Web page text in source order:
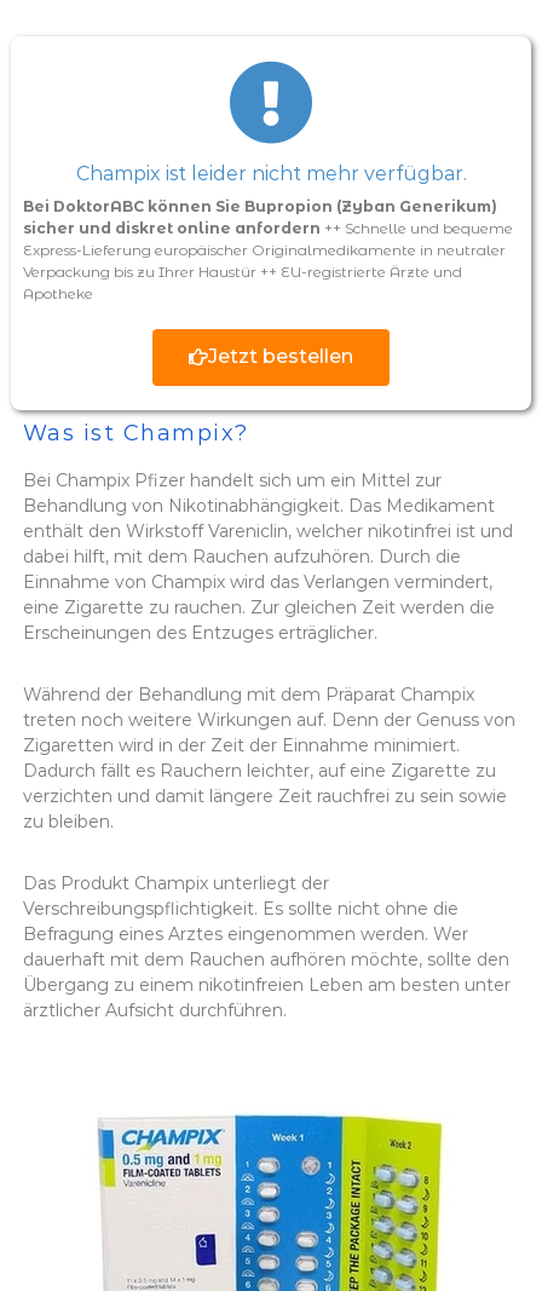
Champix ist leider nicht mehr verfügbar.
Bei DoktorABC können Sie Bupropion (Zyban Generikum)
sicher und diskret online anfordern ++ Schnelle und bequeme
Express-Lieferung europäischer Originalmedikamente in neutraler
Verpackung bis zu Ihrer Haustür ++ EU-registrierte Ärzte und
Apotheke
Jetzt bestellen
Was ist Champix?
Bei Champix Pfizer handelt sich um ein Mittel zur
Behandlung von Nikotinabhängigkeit. Das Medikament
enthält den Wirkstoff Vareniclin, welcher nikotinfrei ist und
dabei hilft, mit dem Rauchen aufzuhören. Durch die
Einnahme von Champix wird das Verlangen vermindert,
eine Zigarette zu rauchen. Zur gleichen Zeit werden die
Erscheinungen des Entzuges erträglicher.
Während der Behandlung mit dem Präparat Champix
treten noch weitere Wirkungen auf. Denn der Genuss von
Zigaretten wird in der Zeit der Einnahme minimiert.
Dadurch fällt es Rauchern leichter, auf eine Zigarette zu
verzichten und damit längere Zeit rauchfrei zu sein sowie
zu bleiben.
Das Produkt Champix unterliegt der
Verschreibungspflichtigkeit. Es sollte nicht ohne die
Befragung eines Arztes eingenommen werden. Wer
dauerhaft mit dem Rauchen aufhören möchte, sollte den
Übergang zu einem nikotinfreien Leben am besten unter
ärztlicher Aufsicht durchführen.